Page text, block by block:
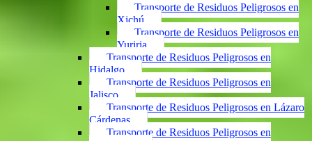
Transporte de Residuos Peligrosos en
Xichú
Transporte de Residuos Peligrosos en
Yuriria
Transporte de Residuos Peligrosos en
Hidalgo
Transporte de Residuos Peligrosos en
Jalisco
Transporte de Residuos Peligrosos en Lázaro
Cárdenas
Transporte de Residuos Peligrosos en